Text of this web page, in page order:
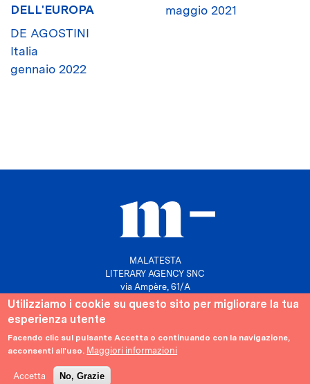
DELL'EUROPA
DE AGOSTINI
Italia
gennaio 2022
maggio 2021
MALATESTA
LITERARY AGENCY SNC
via Ampère, 61/A
20131 Milano
info@agenziamalatesta.com
Privacy & Cookies
Utilizziamo i cookie su questo sito per migliorare la tua
esperienza utente
Facendo clic sul pulsante Accetta o continuando con la navigazione,
acconsenti all'uso. Maggiori informazioni
Accetta No, Grazie